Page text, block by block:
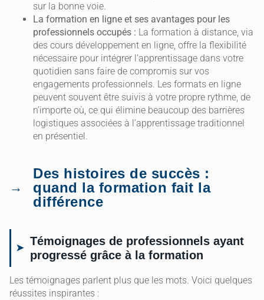
sur la bonne voie.
La formation en ligne et ses avantages pour les
professionnels occupés : La formation à distance, via
des cours développement en ligne, offre la flexibilité
nécessaire pour intégrer l’apprentissage dans votre
quotidien sans faire de compromis sur vos
engagements professionnels. Les formats en ligne
peuvent souvent être suivis à votre propre rythme, de
n’importe où, ce qui élimine beaucoup des barrières
logistiques associées à l’apprentissage traditionnel
en présentiel.
Des histoires de succès :
quand la formation fait la
différence
Témoignages de professionnels ayant
progressé grâce à la formation
Les témoignages parlent plus que les mots. Voici quelques
réussites inspirantes :